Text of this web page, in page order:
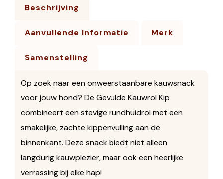
Beschrijving
Aanvullende Informatie Merk
Samenstelling
Op zoek naar een onweerstaanbare kauwsnack
voor jouw hond? De Gevulde Kauwrol Kip
combineert een stevige rundhuidrol met een
smakelijke, zachte kippenvulling aan de
binnenkant. Deze snack biedt niet alleen
langdurig kauwplezier, maar ook een heerlijke
verrassing bij elke hap!